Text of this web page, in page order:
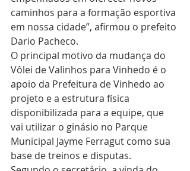
caminhos para a formação esportiva
em nossa cidade”, afirmou o prefeito
Dario Pacheco.
O principal motivo da mudança do
Vôlei de Valinhos para Vinhedo é o
apoio da Prefeitura de Vinhedo ao
projeto e a estrutura física
disponibilizada para a equipe, que
vai utilizar o ginásio no Parque
Municipal Jayme Ferragut como sua
base de treinos e disputas.